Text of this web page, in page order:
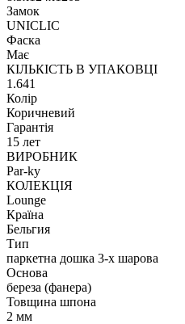
Замок
UNICLIC
Фаска
Має
КІЛЬКІСТЬ В УПАКОВЦІ
1.641
Колір
Коричневий
Гарантія
15 лет
ВИРОБНИК
Par-ky
КОЛЕКЦІЯ
Lounge
Країна
Бельгия
Тип
паркетна дошка 3-х шарова
Основа
береза (фанера)
Товщина шпона
2 мм